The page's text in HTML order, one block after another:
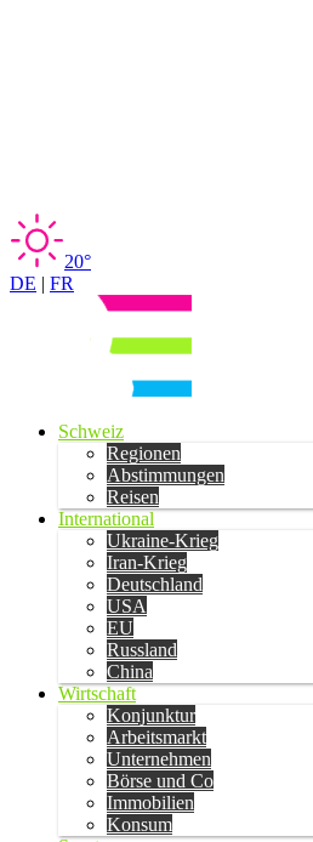
20°
DE | FR
Schweiz
Regionen
Abstimmungen
Reisen
International
Ukraine-Krieg
Iran-Krieg
Deutschland
USA
EU
Russland
China
Wirtschaft
Konjunktur
Arbeitsmarkt
Unternehmen
Börse und Co
Immobilien
Konsum